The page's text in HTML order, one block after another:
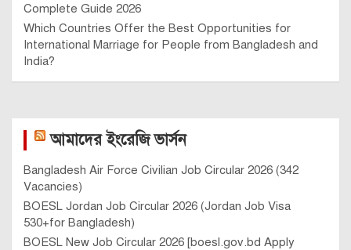
Complete Guide 2026
Which Countries Offer the Best Opportunities for
International Marriage for People from Bangladesh and
India?
আমাদের ইংরেজি ভার্সন
Bangladesh Air Force Civilian Job Circular 2026 (342
Vacancies)
BOESL Jordan Job Circular 2026 (Jordan Job Visa
530+for Bangladesh)
BOESL New Job Circular 2026 [boesl.gov.bd Apply